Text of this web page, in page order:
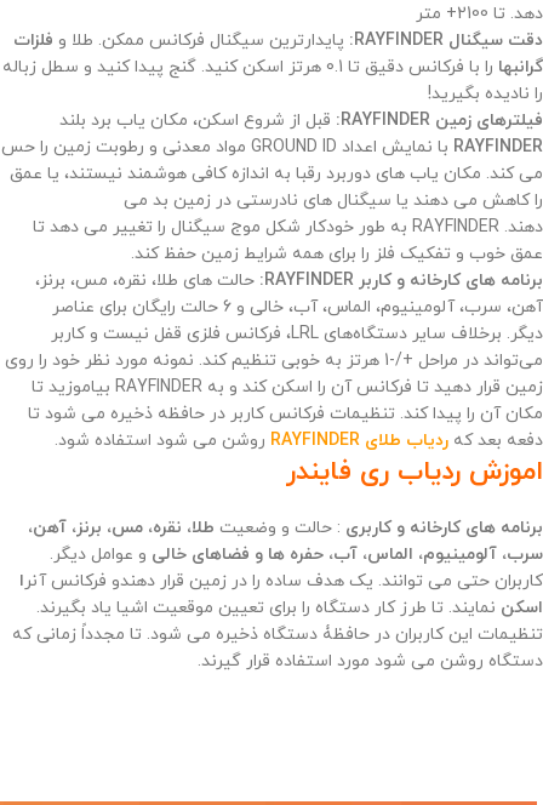
دهد. تا 2100+ متر
دقت سیگنال RAYFINDER:
پایدارترین سیگنال فرکانس ممکن. طلا و فلزات
گرانبها
را با فرکانس دقیق تا 0.1 هرتز اسکن کنید. گنج پیدا کنید و سطل زباله
را نادیده بگیرید!
فیلترهای زمین RAYFINDER:
قبل از شروع اسکن، مکان یاب برد بلند
RAYFINDER
با نمایش اعداد GROUND ID مواد معدنی و رطوبت زمین را حس
می کند. مکان یاب های دوربرد رقبا به اندازه کافی هوشمند نیستند، یا عمق
را کاهش می دهند یا سیگنال های نادرستی در زمین بد می
دهند. RAYFINDER به طور خودکار شکل موج سیگنال را تغییر می دهد تا
عمق خوب و تفکیک فلز را برای همه شرایط زمین حفظ کند.
برنامه های کارخانه و کاربر RAYFINDER:
حالت های طلا، نقره، مس، برنز،
آهن، سرب، آلومینیوم، الماس، آب، خالی و 6 حالت رایگان برای عناصر
دیگر. برخلاف سایر دستگاه‌های LRL، فرکانس فلزی قفل نیست و کاربر
می‌تواند در مراحل +/-1 هرتز به خوبی تنظیم کند. نمونه مورد نظر خود را روی
زمین قرار دهید تا فرکانس آن را اسکن کند و به RAYFINDER بیاموزید تا
مکان آن را پیدا کند. تنظیمات فرکانس کاربر در حافظه ذخیره می شود تا
دفعه بعد که ردیاب طلای RAYFINDER روشن می شود استفاده شود.
اموزش ردیاب ری فایندر
برنامه های کارخانه و کاربری : حالت و وضعیت طلا، نقره، مس، برنز، آهن،
سرب، آلومینیوم، الماس، آب، حفره ها و فضاهای خالی و عوامل دیگر.
کاربران حتی می توانند. یک هدف ساده را در زمین قرار دهندو فرکانس آنرا
اسکن نمایند. تا طرز کار دستگاه را برای تعیین موقعیت اشیا یاد بگیرند.
تنظیمات این کاربران در حافظۀ دستگاه ذخیره می شود. تا مجدداً زمانی که
دستگاه روشن می شود مورد استفاده قرار گیرند.